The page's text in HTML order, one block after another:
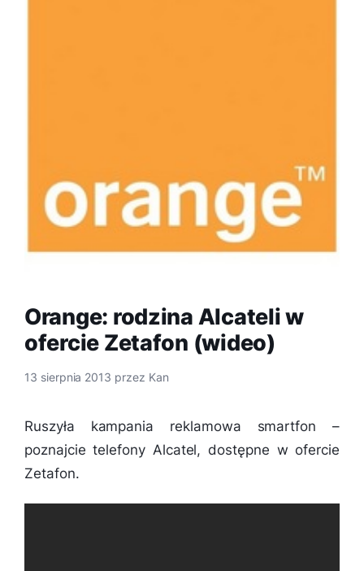
Orange: rodzina Alcateli w
ofercie Zetafon (wideo)
13 sierpnia 2013 przez Kan
Ruszyła kampania reklamowa smartfon –
poznajcie telefony Alcatel, dostępne w ofercie
Zetafon.